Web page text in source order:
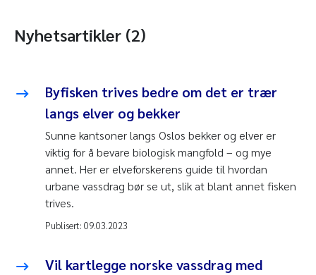
Nyhetsartikler (2)
Byfisken trives bedre om det er trær
langs elver og bekker
Sunne kantsoner langs Oslos bekker og elver er
viktig for å bevare biologisk mangfold – og mye
annet. Her er elveforskerens guide til hvordan
urbane vassdrag bør se ut, slik at blant annet fisken
trives.
Publisert: 09.03.2023
Vil kartlegge norske vassdrag med